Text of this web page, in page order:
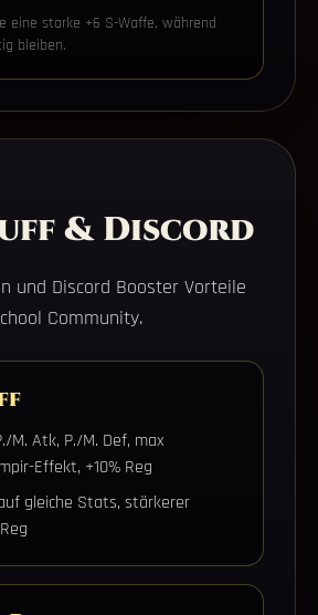
eine starke +6 S-Waffe, während
bleiben.
& Discord
und Discord Booster Vorteile
Community.
M. Atk, P./M. Def, max
Effekt, +10% Reg
gleiche Stats, stärkerer